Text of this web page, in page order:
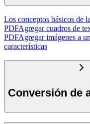
Los conceptos básicos de
PDFAgregar cuadros de
PDFAgregar imágenes a
características
Conversión de